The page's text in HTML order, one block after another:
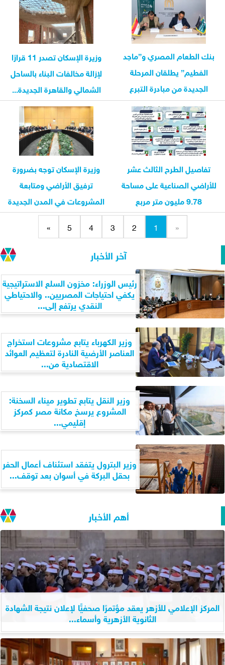
بنك الطعام المصري و”ماجد
الفطيم” يطلقان المرحلة
الجديدة من مبادرة التبرع
اليومي...
وزيرة الإسكان تصدر 11 قرارًا
لإزالة مخالفات البناء بالساحل
الشمالي والقاهرة الجديدة...
تفاصيل الطرح الثالث عشر
للأراضي الصناعية على مساحة
9.78 مليون متر مربع
وزيرة الإسكان توجه بضرورة
ترفيق الأراضي ومتابعة
المشروعات في المدن الجديدة
«
1
2
3
4
5
»
آخر الأخبار
رئيس الوزراء: مخزون السلع الاستراتيجية
يكفي احتياجات المصريين.. والاحتياطي
النقدي يرتفع إلى...
وزير الكهرباء يتابع مشروعات استخراج
العناصر الأرضية النادرة لتعظيم العوائد
الاقتصادية من...
وزير النقل يتابع تطوير ميناء السخنة:
المشروع يرسخ مكانة مصر كمركز
إقليمي...
وزير البترول يتفقد استئناف أعمال الحفر
بحقل البركة في أسوان بعد توقف...
أهم الأخبار
المركز الإعلامي للأزهر يعقد مؤتمرًا صحفيًّا لإعلان نتيجة الشهادة
الثانوية الأزهرية وأسماء...